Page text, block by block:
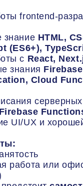
frontend-
знание HTML,
(ES6+),
с React,
знания
Cloud
UI/UX и
работа или